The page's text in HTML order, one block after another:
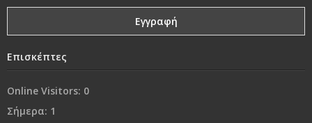
Ναι, θα έφευγα
Από τη «συμμωρία» στη…«συμμορία»..!
Ο κόσμος μας…
Επισκέπτες
Online Visitors: 0
Σήμερα: 1